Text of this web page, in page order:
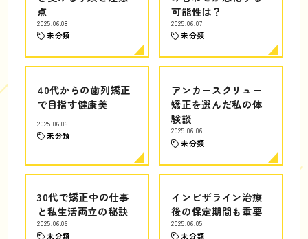
点
2025.06.08
未分類
可能性は？
2025.06.07
未分類
40代からの歯列矯正
で目指す健康美
2025.06.06
未分類
アンカースクリュー
矯正を選んだ私の体
験談
2025.06.06
未分類
30代で矯正中の仕事
と私生活両立の秘訣
2025.06.06
未分類
インビザライン治療
後の保定期間も重要
2025.06.05
未分類